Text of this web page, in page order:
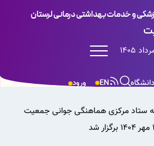
و خدمات بهداشتی درمانی لرستان
ورود EN
ستاد مرکزی هماهنگی جوانی جمعیت